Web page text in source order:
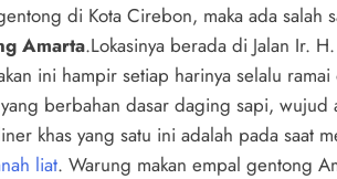
di Kota Cirebon, maka ada salah
Amarta.Lokasinya berada di Jalan Ir.
ini hampir setiap harinya selalu
berbahan dasar daging sapi, wujud
khas yang satu ini adalah pada saat
liat. Warung makan empal gentong